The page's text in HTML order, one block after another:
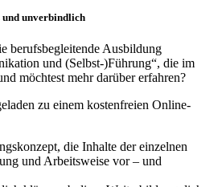
und unverbindlich
berufsbegleitende Ausbildung
und (Selbst-)Führung“, die im
möchtest mehr darüber erfahren?
zu einem kostenfreien Online-
die Inhalte der einzelnen
und Arbeitsweise vor – und